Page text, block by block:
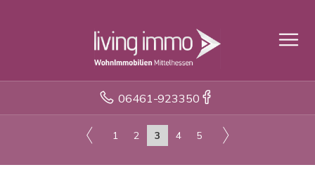
06461-923350
1 2 3 4 5